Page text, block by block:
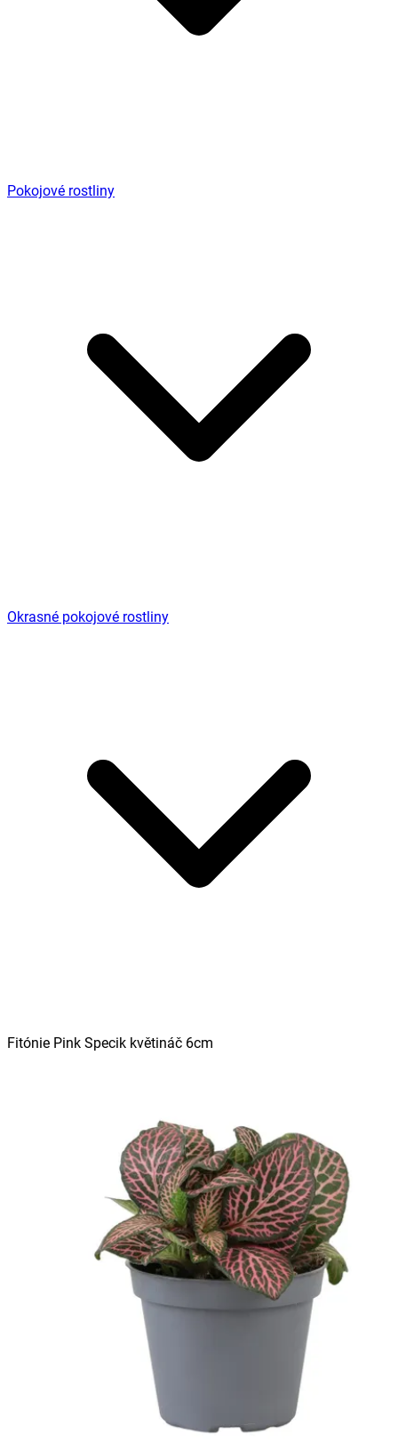
Pokojové rostliny
Okrasné pokojové rostliny
Fitónie Pink Specik květináč 6cm